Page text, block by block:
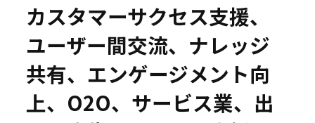
事例
セミナー
カスタマーサクセス支援、
ユーザー間交流、ナレッジ
共有、エンゲージメント向
上、O2O、サービス業、出